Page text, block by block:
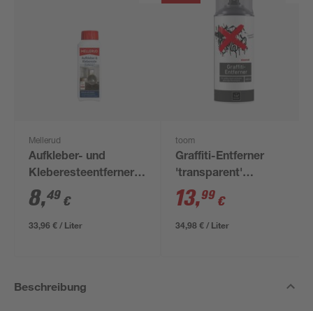
Mellerud
Aufkleber- und
Kleberesteentferner
250 ml
8,49 €
33,96 € / Liter
toom
Graffiti-Entferner
'transparent'
seidenmatt 400 ml
13,99 €
34,98 € / Liter
Beschreibung